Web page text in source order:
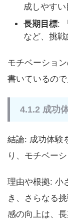
成しやすい
長期目標:
など、挑戦
モチベーショ
書いているので
4.1.2 成功
結論: 成功体験
り、モチベー
理由や根拠: 小
き、さらなる
感の向上は、